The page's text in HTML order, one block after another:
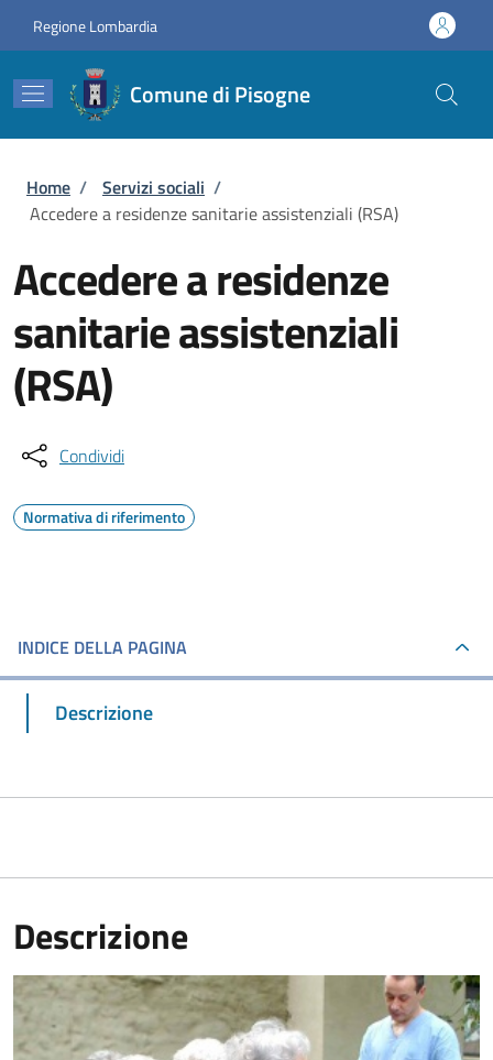
Regione Lombardia
Comune di Pisogne
Briciole di pane
Home / Servizi sociali /
Accedere a residenze sanitarie assistenziali (RSA)
Accedere a residenze
sanitarie assistenziali
(RSA)
Condividi
Normativa di riferimento
INDICE DELLA PAGINA
Descrizione
Descrizione